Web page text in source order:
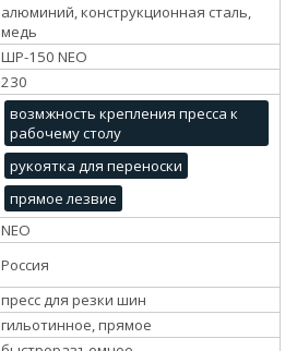
алюминий, конструкционная сталь,
медь
ШР-150 NEO
230
возмжность крепления пресса к
рабочему столу
рукоятка для переноски
прямое лезвие
NEO
Россия
пресс для резки шин
гильотинное, прямое